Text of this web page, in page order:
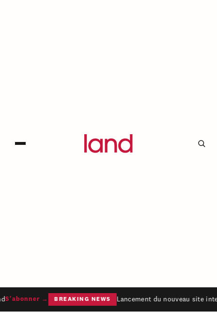
S'abonner → BREAKING NEWS Lancement du nouveau site